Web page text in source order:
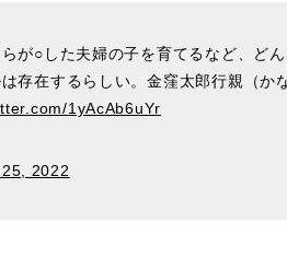
が○した夫婦の子を育てるなど、ど
存在するらしい。金窪太郎行親（か
1yAcAb6uYr
2022